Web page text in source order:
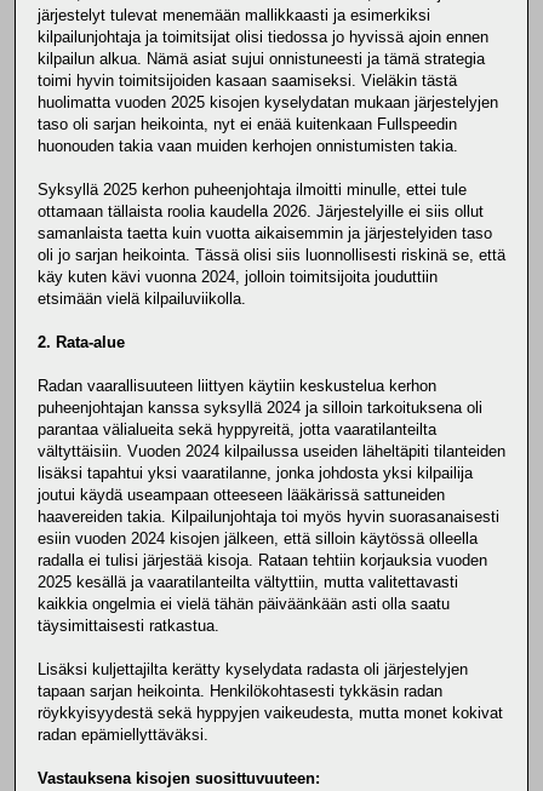
järjestelyt tulevat menemään mallikkaasti ja esimerkiksi
kilpailunjohtaja ja toimitsijat olisi tiedossa jo hyvissä ajoin ennen
kilpailun alkua. Nämä asiat sujui onnistuneesti ja tämä strategia
toimi hyvin toimitsijoiden kasaan saamiseksi. Vieläkin tästä
huolimatta vuoden 2025 kisojen kyselydatan mukaan järjestelyjen
taso oli sarjan heikointa, nyt ei enää kuitenkaan Fullspeedin
huonouden takia vaan muiden kerhojen onnistumisten takia.
Syksyllä 2025 kerhon puheenjohtaja ilmoitti minulle, ettei tule
ottamaan tällaista roolia kaudella 2026. Järjestelyille ei siis ollut
samanlaista taetta kuin vuotta aikaisemmin ja järjestelyiden taso
oli jo sarjan heikointa. Tässä olisi siis luonnollisesti riskinä se, että
käy kuten kävi vuonna 2024, jolloin toimitsijoita jouduttiin
etsimään vielä kilpailuviikolla.
2. Rata-alue
Radan vaarallisuuteen liittyen käytiin keskustelua kerhon
puheenjohtajan kanssa syksyllä 2024 ja silloin tarkoituksena oli
parantaa välialueita sekä hyppyreitä, jotta vaaratilanteilta
vältyttäisiin. Vuoden 2024 kilpailussa useiden läheltäpiti tilanteiden
lisäksi tapahtui yksi vaaratilanne, jonka johdosta yksi kilpailija
joutui käydä useampaan otteeseen lääkärissä sattuneiden
haavereiden takia. Kilpailunjohtaja toi myös hyvin suorasanaisesti
esiin vuoden 2024 kisojen jälkeen, että silloin käytössä olleella
radalla ei tulisi järjestää kisoja. Rataan tehtiin korjauksia vuoden
2025 kesällä ja vaaratilanteilta vältyttiin, mutta valitettavasti
kaikkia ongelmia ei vielä tähän päiväänkään asti olla saatu
täysimittaisesti ratkastua.
Lisäksi kuljettajilta kerätty kyselydata radasta oli järjestelyjen
tapaan sarjan heikointa. Henkilökohtasesti tykkäsin radan
röykkyisyydestä sekä hyppyjen vaikeudesta, mutta monet kokivat
radan epämiellyttäväksi.
Vastauksena kisojen suosittuvuuteen: